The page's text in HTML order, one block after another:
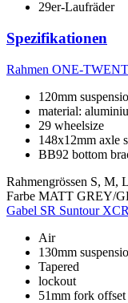
29er-Laufräder
Spezifikationen
Rahmen ONE-
120mm
material:
29 wheelsize
148x12mm axle
BB92 bottom
Rahmengrössen S, M,
Farbe MATT GREY/
Gabel SR Suntour
Air
130mm
Tapered
lockout
51mm fork offset